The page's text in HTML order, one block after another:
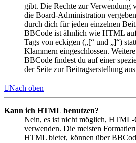
gibt. Die Rechte zur Verwendung
die Board-Administration
durch dich für jeden einzelnen
BBCode ist ähnlich wie HTML
Tags von eckigen („[“ und „]“)
Klammern eingeschlossen.
BBCode findest du auf einer
der Seite zur Beitragserstellung
Nach oben
Kann ich HTML benutzen?
Nein, es ist nicht möglich, HTML-
verwenden. Die meisten
HTML bietet, können über